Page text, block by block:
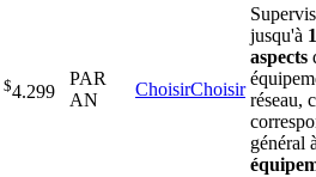
$4.299
PAR
AN
ChoisirChoisir
jusqu'à
aspects
réseau,
général